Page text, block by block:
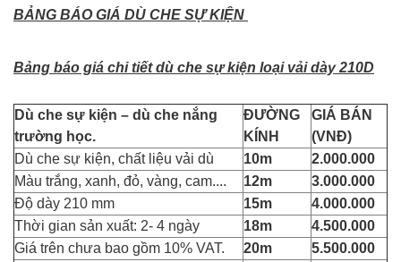
BẢNG BÁO GIÁ DÙ CHE SỰ KIỆN
Bảng báo giá chi tiết dù che sự kiện loại vải dày 210D
Dù che sự kiện – dù che nắng
trường học.
ĐƯỜNG
KÍNH
GIÁ BÁN
(VNĐ)
Dù che sự kiện, chất liệu vải dù
10m
2.000.000
Màu trắng, xanh, đỏ, vàng, cam....
12m
3.000.000
Độ dày 210 mm
15m
4.000.000
Thời gian sản xuất: 2- 4 ngày
18m
4.500.000
Giá trên chưa bao gồm 10% VAT.
20m
5.500.000